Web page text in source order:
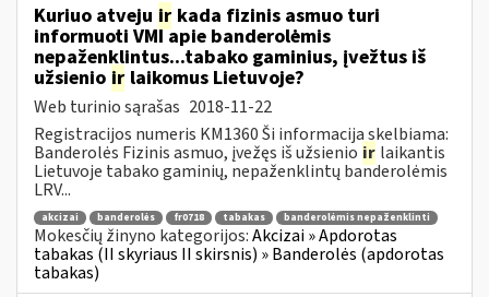
Kuriuo atveju ir kada fizinis asmuo turi
informuoti VMI apie banderolėmis
nepaženklintus...tabako gaminius, įvežtus iš
užsienio ir laikomus Lietuvoje?
Web turinio sąrašas 2018-11-22
Registracijos numeris KM1360 Ši informacija skelbiama:
Banderolės Fizinis asmuo, įvežęs iš užsienio ir laikantis
Lietuvoje tabako gaminių, nepaženklintų banderolėmis
LRV...
akcizai banderolės fr0718 tabakas banderolėmis nepaženklinti
Mokesčių žinyno kategorijos:Akcizai » Apdorotas
tabakas (II skyriaus II skirsnis) » Banderolės (apdorotas
tabakas)